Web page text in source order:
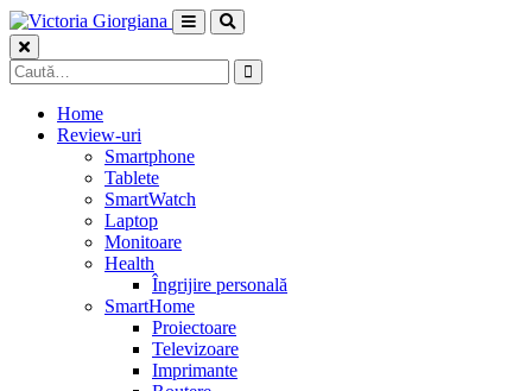
Skip
to
content
Caută
după:
Home
Review-uri
Smartphone
Tablete
SmartWatch
Laptop
Monitoare
Health
Îngrijire personală
SmartHome
Proiectoare
Televizoare
Imprimante